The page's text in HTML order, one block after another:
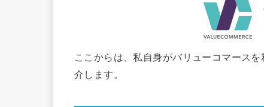
ここからは、私自身がバリューコマース
介します。